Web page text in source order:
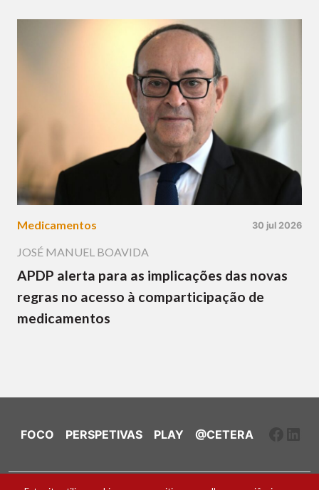
Medicamentos 30 jul 2026
JOSÉ MANUEL BOAVIDA
APDP alerta para as implicações das novas
regras no acesso à comparticipação de
medicamentos
FOCO PERSPETIVAS PLAY @CETERA